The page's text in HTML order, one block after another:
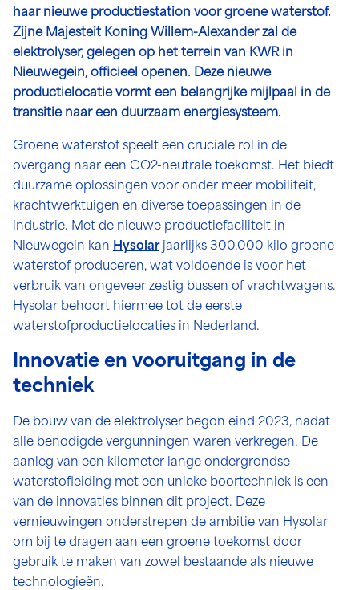
haar nieuwe productiestation voor groene waterstof.
Zijne Majesteit Koning Willem-Alexander zal de
elektrolyser, gelegen op het terrein van KWR in
Nieuwegein, officieel openen. Deze nieuwe
productielocatie vormt een belangrijke mijlpaal in de
transitie naar een duurzaam energiesysteem.
Groene waterstof speelt een cruciale rol in de
overgang naar een CO2-neutrale toekomst. Het biedt
duurzame oplossingen voor onder meer mobiliteit,
krachtwerktuigen en diverse toepassingen in de
industrie. Met de nieuwe productiefaciliteit in
Nieuwegein kan Hysolarjaarlijks 300.000 kilo groene
waterstof produceren, wat voldoende is voor het
verbruik van ongeveer zestig bussen of vrachtwagens.
Hysolar behoort hiermee tot de eerste
waterstofproductielocaties in Nederland.
Innovatie en vooruitgang in de
techniek
De bouw van de elektrolyser begon eind 2023, nadat
alle benodigde vergunningen waren verkregen. De
aanleg van een kilometer lange ondergrondse
waterstofleiding met een unieke boortechniek is een
van de innovaties binnen dit project. Deze
vernieuwingen onderstrepen de ambitie van Hysolar
om bij te dragen aan een groene toekomst door
gebruik te maken van zowel bestaande als nieuwe
technologieën.